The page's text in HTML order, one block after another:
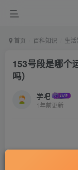
首页 百科知识 生活
153号段是哪个
吗）
学吧
1年前更新